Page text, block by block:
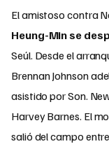
El amistoso contra
Heung-Min se
Seúl. Desde el
Brennan Johnson
asistido por Son.
Harvey Barnes. El
salió del campo